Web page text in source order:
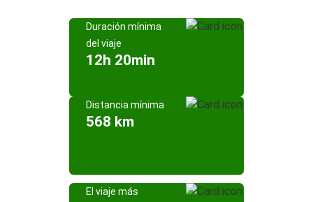
Duración mínima
del viaje
12h 20min
Distancia mínima
568 km
El viaje más